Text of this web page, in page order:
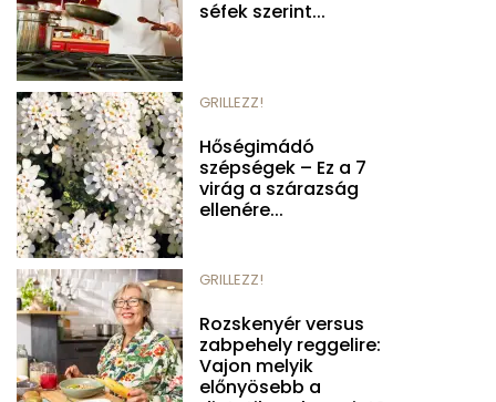
séfek szerint...
GRILLEZZ!
Hőségimádó
szépségek – Ez a 7
virág a szárazság
ellenére...
GRILLEZZ!
Rozskenyér versus
zabpehely reggelire:
Vajon melyik
előnyösebb a